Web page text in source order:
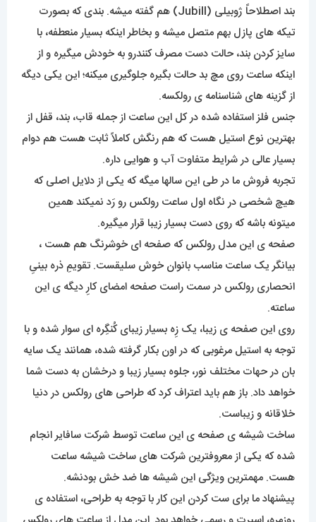
بند اصطلاحاً ژوبیلی (Jubill) هم گفته میشه. بندی که بصورت
تیکه های پازل بهم متصل میشه و بخاطر اینکه بسیار منعطفه، با
سایز کردن بند، حالت دست مصرف کنندرو به خودش میگیره و از
اینکه ساعت روی مچ بد حالت بگیره جلوگیری میکنه؛ این یکی دیگه
از گزینه های شناسنامه ی رولکسه.
جنس فلز استفاده شده در کل این ساعت از جمله قاب، بند، قفل از
بهترین نوع استیل هست که هم رنگش کاملاً ثابت هست هم دوام
بسیار عالی در شرایط متفاوت آب و هوایی داره.
تجربه فروش ما در طی این سالها میگه که یکی از دلایل اصلی که
هیچ شخصی در نگاه اول ساعت رولکس رو رَد نمیکند همین
میتونه باشه که روی دست بسیار زیبا قرار میگیره.
صفحه ی این مدل رولکس که صفحه ای خوشرنگ هم هست ،
بیانگر یک ساعت مناسب بانوان خوش سلیقست. تقویمِ ذره بینیِ
انحصاری رولکس در سمت راست صفحه امضای کارِ دیگه ی این
ساعته.
روی این صفحه ی زیبا، یک زِه بسیار زیبای کُنگِره ای سوار شده و با
توجه به استیل مرغوبی که در اون بکار گرفته شده، همانند یک سایه
بان در حهات مختلف نور، جلوه بسیار زیبا و درخشان به دست شما
خواهد داد. باز هم باید اعتراف کرد که طراحی های رولکس در دنیا
خلاقانه و زیباست.
ساخت شیشه ی صفحه ی این ساعت توسط شرکت سافایر انجام
شده که یکی از معروفترین شرکت های ساخت شیشه ساعت
هست. مهمترین ویژگی این شیشه ها ضد خش بودنشه.
پیشنهاد ما برای ست کردن این کار با توجه به طراحی، استفاده ی